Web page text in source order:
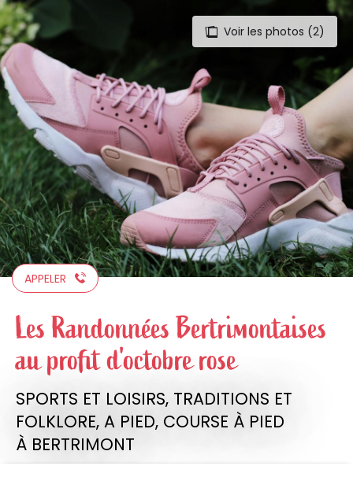
Aller
au
contenu
principal
Voir les photos (2)
APPELER
Les Randonnées Bertrimontaises
au profit d'octobre rose
SPORTS ET LOISIRS, TRADITIONS ET
FOLKLORE, A PIED, COURSE À PIED
À BERTRIMONT